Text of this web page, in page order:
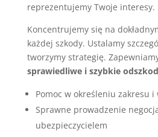
reprezentujemy Twoje interesy.
Koncentrujemy się na
każdej szkody. Ustalamy
tworzymy strategię.
sprawiedliwe i szybkie
Pomoc w określeniu zakresu i
Sprawne prowadzenie
ubezpieczycielem